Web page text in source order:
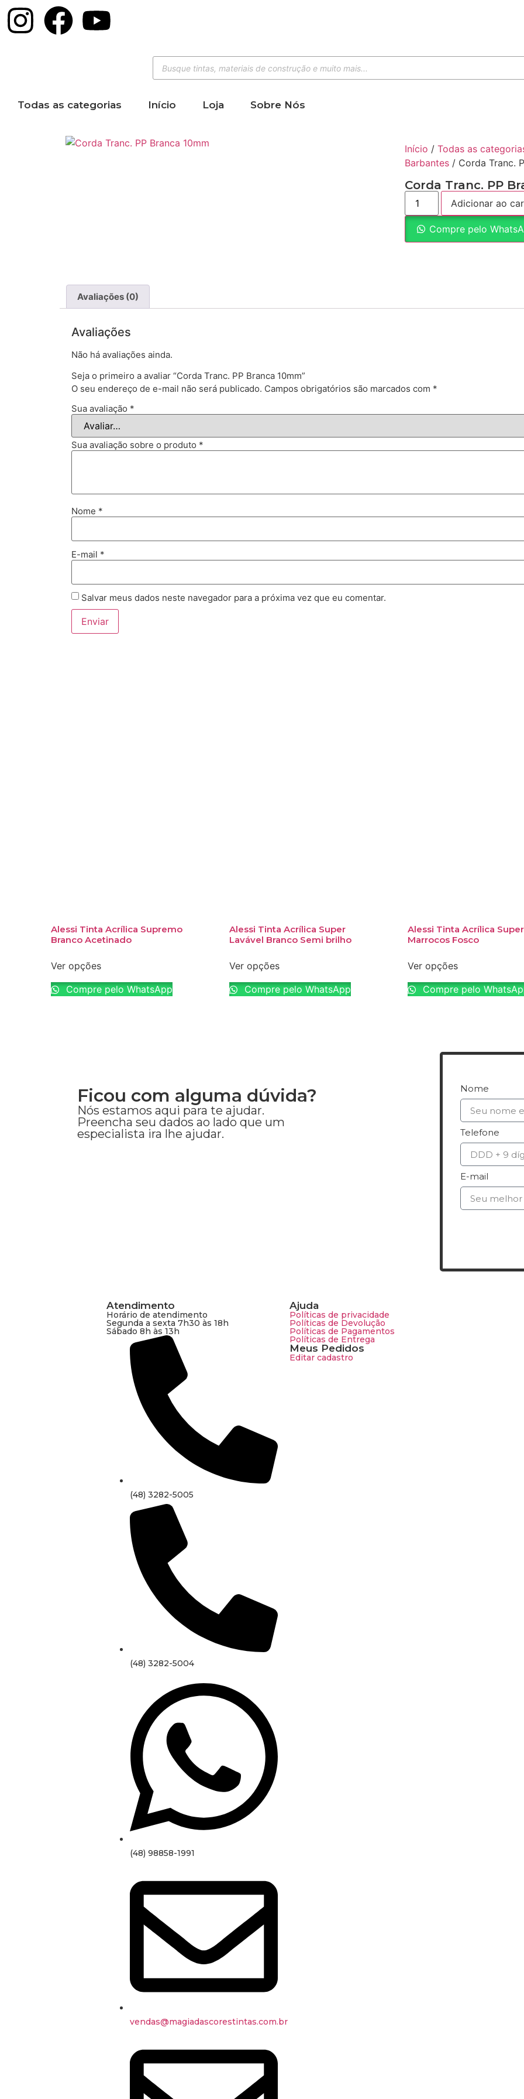
Todas as categorias Início Loja Sobre Nós
Início / Todas as
Barbantes / Corda Tranc.
Corda Tranc. PP
Adicionar ao
Compre pelo
Avaliações (0)
Avaliações
Não há avaliações ainda.
Seja o primeiro a avaliar “Corda Tranc. PP Branca 10mm”
O seu endereço de e-mail não será publicado. Campos obrigatórios são marcados com *
Sua avaliação *
Sua avaliação sobre o produto *
Nome *
E-mail *
Salvar meus dados neste navegador para a próxima vez que eu comentar.
Alessi Tinta Acrílica Supremo
Branco Acetinado
Ver opções
Compre pelo WhatsApp
Alessi Tinta Acrílica Super
Lavável Branco Semi brilho
Ver opções
Compre pelo WhatsApp
Alessi Tinta Acrílica
Marrocos Fosco
Ver opções
Compre pelo
Ficou com alguma dúvida?
Nós estamos aqui para te ajudar.
Preencha seu dados ao lado que um
especialista ira lhe ajudar.
Nome
Telefone
E-mail
Atendimento
Horário de atendimento
Segunda a sexta 7h30 às 18h
Sábado 8h às 13h
(48) 3282-5005
(48) 3282-5004
(48) 98858-1991
vendas@magiadascorestintas.com.br
Ajuda
Políticas de privacidade
Políticas de Devolução
Políticas de Pagamentos
Políticas de Entrega
Meus Pedidos
Editar cadastro